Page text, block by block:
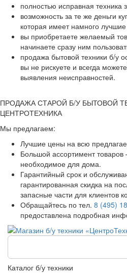
полностью исправная техника
возможность за те же деньги
которая имеет намного лучшие
вы приобретаете желаемый
начинаете сразу ним
продажа бытовой техники б/у
вы не рискуете и всегда
выявления неисправностей.
ПРОДАЖА СТАРОЙ Б/У БЫТОВОЙ
ЦЕНТРОТЕХНИКА
Мы предлагаем:
Лучшие цены на всю
Большой ассортимент
необходимое для дома.
Гарантийный срок и
гарантированная скидка на
запасные части для клиентов
Обращайтесь по тел. 8 (495)
предоставлена подробная
Каталог б/у техники